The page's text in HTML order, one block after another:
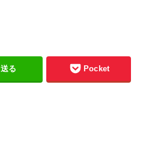
送る Pocket